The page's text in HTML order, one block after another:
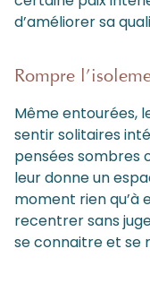
d’améliorer sa
Rompre
Même entourées,
sentir solitaires
pensées sombres
leur donne un
moment rien qu’à
recentrer sans
se connaitre et se